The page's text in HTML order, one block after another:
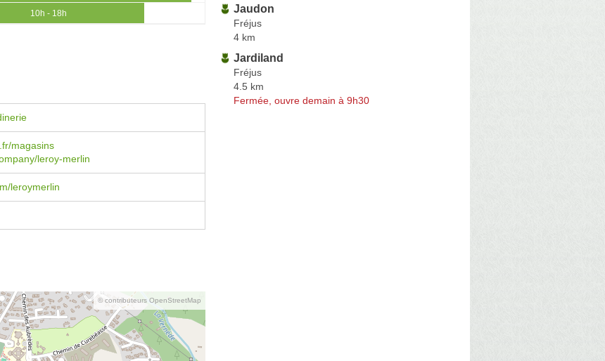
10h - 18h
magasins
leroy-merlin
leroymerlin
© contributeurs OpenStreetMap
Jaudon
Fréjus
4 km
Jardiland
Fréjus
4.5 km
Fermée, ouvre demain à 9h30